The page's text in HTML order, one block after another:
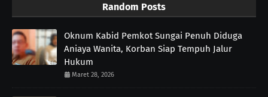
Random Posts
Oknum Kabid Pemkot Sungai Penuh Diduga
Aniaya Wanita, Korban Siap Tempuh Jalur
Hukum
Maret 28, 2026